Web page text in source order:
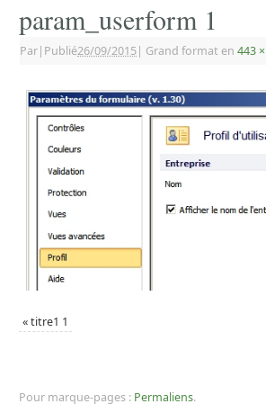
param_userform 1
Par| Publié26/09/2015| Grand format en 443
«titre1 1
Pour marque-pages : Permaliens.